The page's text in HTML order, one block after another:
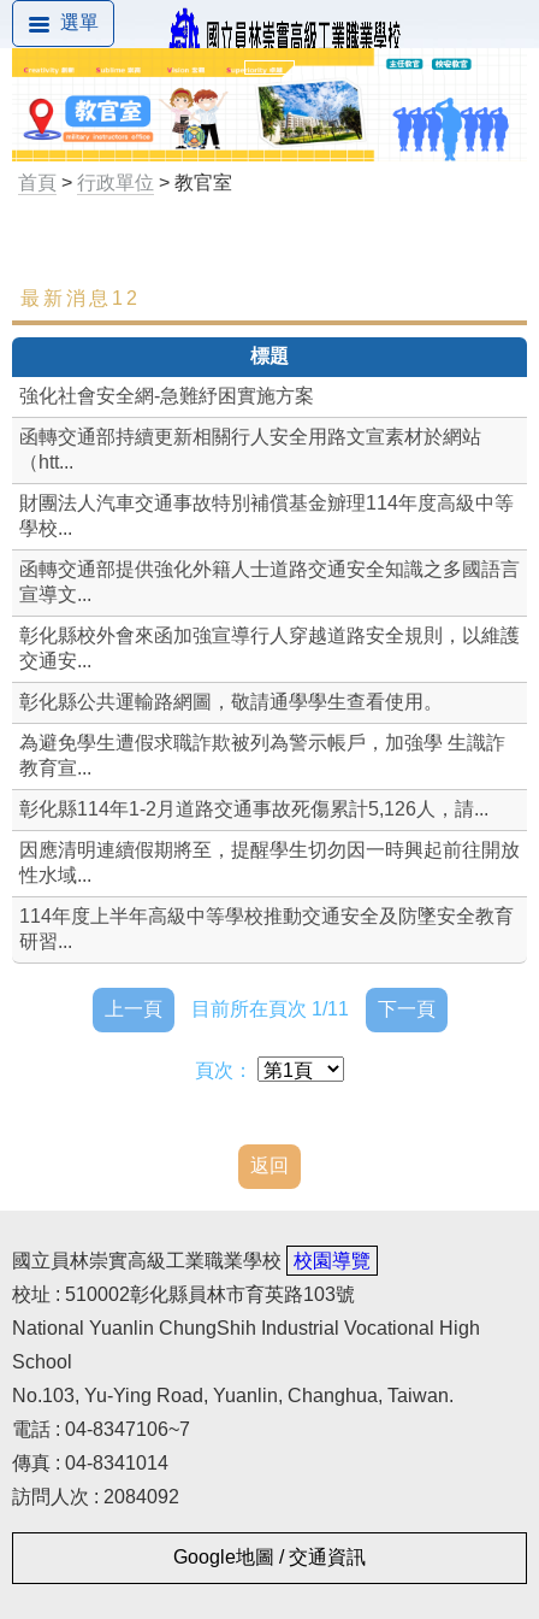
選單
首頁 > 行政單位 > 教官室
最新消息
組織架構
業務職掌
教官室各項表格
全民國防教育專區
反霸凌宣導專區
防制學生藥物濫用宣導專區
交通宣導專區
反詐騙宣導專區
賃居、工讀生專區
各項重要宣導專區
最新消息12
標題
強化社會安全網-急難紓困實施方案
函轉交通部持續更新相關行人安全用路文宣素材於網站
（htt...
財團法人汽車交通事故特別補償基金辧理114年度高級中等
學校...
函轉交通部提供強化外籍人士道路交通安全知識之多國語言
宣導文...
彰化縣校外會來函加強宣導行人穿越道路安全規則，以維護
交通安...
彰化縣公共運輸路網圖，敬請通學學生查看使用。
為避免學生遭假求職詐欺被列為警示帳戶，加強學 生識詐
教育宣...
彰化縣114年1-2月道路交通事故死傷累計5,126人，請...
因應清明連續假期將至，提醒學生切勿因一時興起前往開放
性水域...
114年度上半年高級中等學校推動交通安全及防墜安全教育
研習...
上一頁 目前所在頁次 1/11 下一頁
頁次：
返回
國立員林崇實高級工業職業學校
校園導覽
校址 : 510002彰化縣員林市育英路103號
National Yuanlin ChungShih Industrial Vocational High
School
No.103, Yu-Ying Road, Yuanlin, Changhua, Taiwan.
電話 : 04-8347106~7
傳真 : 04-8341014
訪問人次 : 2084092
Google地圖 / 交通資訊